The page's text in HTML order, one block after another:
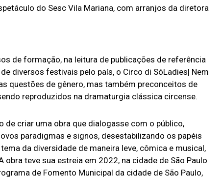
do Sesc Vila Mariana, com arranjos da diretora
de formação, na leitura de publicações de referência
diversos festivais pelo país, o Circo di SóLadies| Nem
questões de gênero, mas também preconceitos de
reproduzidos na dramaturgia clássica circense.
de criar uma obra que dialogasse com o público,
paradigmas e signos, desestabilizando os papéis
da diversidade de maneira leve, cômica e musical,
obra teve sua estreia em 2022, na cidade de São Paulo
de Fomento Municipal da cidade de São Paulo,